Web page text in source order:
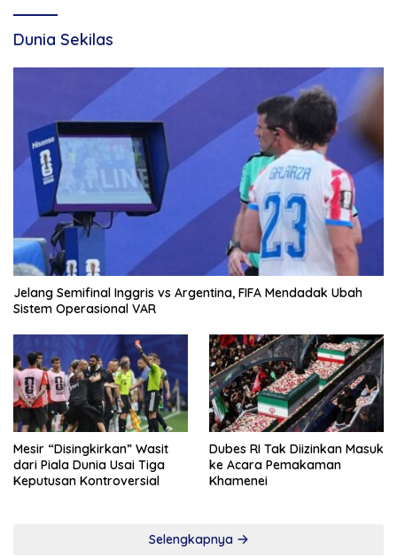
Dunia Sekilas
Jelang Semifinal Inggris vs Argentina, FIFA Mendadak Ubah
Sistem Operasional VAR
Mesir “Disingkirkan” Wasit
dari Piala Dunia Usai Tiga
Keputusan Kontroversial
Dubes RI Tak Diizinkan Masuk
ke Acara Pemakaman
Khamenei
Selengkapnya